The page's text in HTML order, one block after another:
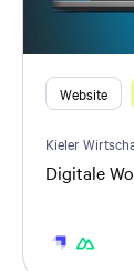
Website
Kieler
Digitale